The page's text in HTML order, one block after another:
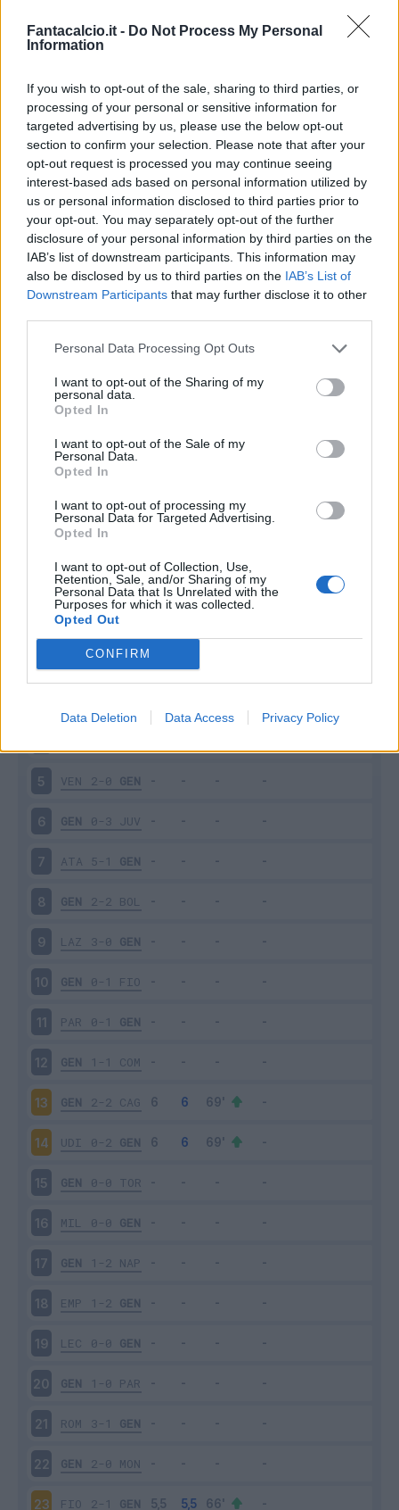
Fantacalcio.it - Do Not Process My Personal
Information
If you wish to opt-out of the sale, sharing to third parties, or
processing of your personal or sensitive information for
targeted advertising by us, please use the below opt-out
section to confirm your selection. Please note that after your
opt-out request is processed you may continue seeing
interest-based ads based on personal information utilized by
us or personal information disclosed to third parties prior to
your opt-out. You may separately opt-out of the further
disclosure of your personal information by third parties on the
IAB’s list of downstream participants. This information may
also be disclosed by us to third parties on the IAB’s List of
Downstream Participants that may further disclose it to other
Personal Data Processing Opt Outs
I want to opt-out of the Sharing of my
personal data.
Opted In
I want to opt-out of the Sale of my
Personal Data.
Opted In
I want to opt-out of processing my
Personal Data for Targeted Advertising.
Opted In
I want to opt-out of Collection, Use,
Retention, Sale, and/or Sharing of my
Personal Data that Is Unrelated with the
Purposes for which it was collected.
Opted Out
CONFIRM
Data Deletion Data Access Privacy Policy
Classic Mantra
Riepilogo stagione
Titolare 8 - 21%
Entrato 9 - 23%
Squalificato 0 - 0%
Infortunato 0 - 0%
Inutilizzato
Scarica riepilogo
stagionale
Giornata Voto FV EntratoUscito Bonus/Malus
GEN 2-2
0-1 GEN
5 VEN 2-0 GEN
6 GEN 0-3 JUV
7 ATA 5-1 GEN
8 GEN 2-2 BOL
9 LAZ 3-0 GEN
10 GEN 0-1 FIO
11 PAR 0-1 GEN
12 GEN 1-1 COM
13 GEN 2-2 CAG
14 UDI 0-2 GEN
15 GEN 0-0 TOR
16 MIL 0-0 GEN
17 GEN 1-2 NAP
18 EMP 1-2 GEN
19 LEC 0-0 GEN
20 GEN 1-0 PAR
21 ROM 3-1 GEN
22 GEN 2-0 MON
23 FIO 2-1 GEN